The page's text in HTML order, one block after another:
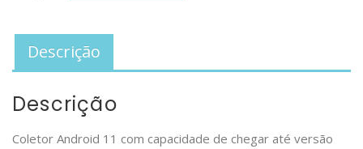
Descrição
Descrição
Coletor Android 11 com capacidade de chegar até versão